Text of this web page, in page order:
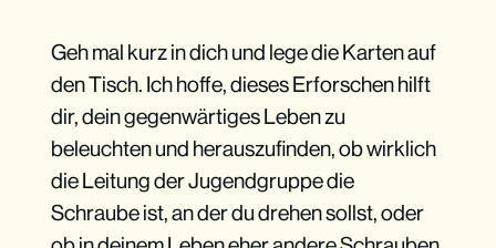
Geh mal kurz in dich und lege die Karten auf
den Tisch. Ich hoffe, dieses Erforschen hilft
dir, dein gegenwärtiges Leben zu
beleuchten und herauszufinden, ob wirklich
die Leitung der Jugendgruppe die
Schraube ist, an der du drehen sollst, oder